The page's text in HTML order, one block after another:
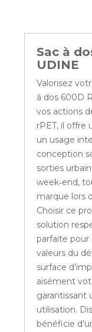
Sac à
UDINE
Valorisez
à dos 600D
vos actions
rPET, il offre
un usage
conception
sorties
week‑end,
marque lors
Choisir ce
solution
parfaite pour
valeurs du
surface
aisément
garantissant
utilisation.
bénéficie